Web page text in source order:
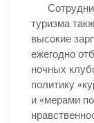
туризма
высокие
ежегодно
ночных
политику
и «мерами